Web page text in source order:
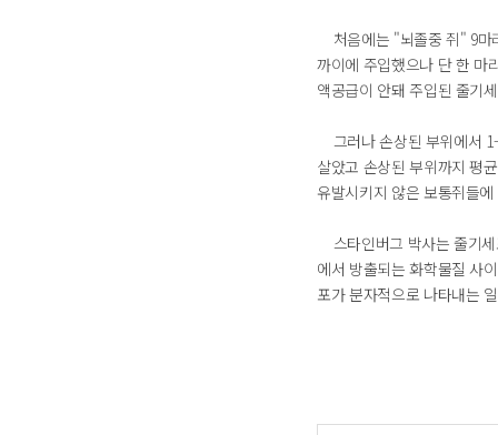
처음에는 "뇌졸중 쥐" 9마
까이에 주입했으나 단 한 마
액공급이 안돼 주입된 줄기
그러나 손상된 부위에서
살았고 손상된 부위까지 평
유발시키지 않은 보통쥐들
스타인버그 박사는 줄기
에서 방출되는 화학물질 사
포가 분자적으로 나타내는